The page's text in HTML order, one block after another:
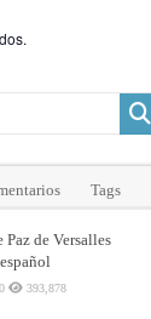
Tags
Paz de Versalles
393,878